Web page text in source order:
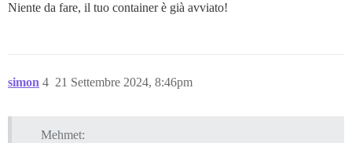
Niente da fare, il tuo container è già avviato!
simon 21 Settembre 2024, 8:46pm
4
Mehmet: